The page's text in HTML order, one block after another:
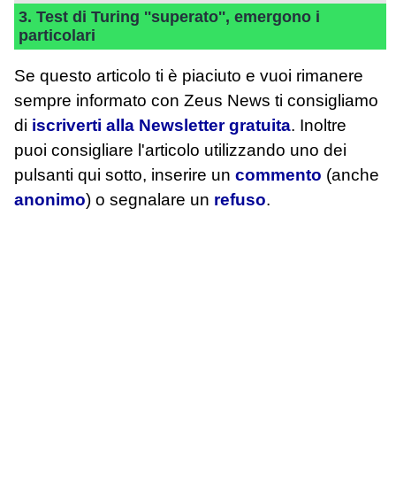
3. Test di Turing ''superato'', emergono i
particolari
Se questo articolo ti è piaciuto e vuoi rimanere
sempre informato con Zeus News ti consigliamo
di iscriverti alla Newsletter gratuita. Inoltre
puoi consigliare l'articolo utilizzando uno dei
pulsanti qui sotto, inserire un commento (anche
anonimo) o segnalare un refuso.